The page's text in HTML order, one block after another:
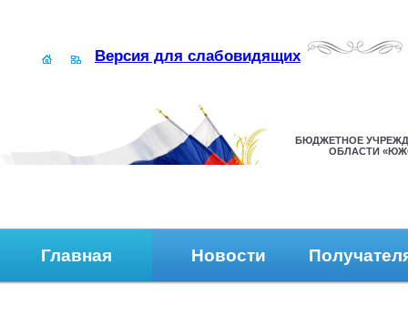
Версия для слабовидящих
БЮДЖЕТНОЕ
ОБЛАСТИ
Главная Новости